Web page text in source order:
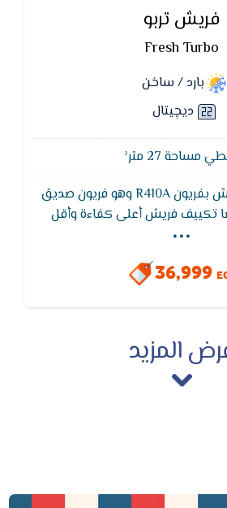
فريش تربو
Fresh Turbo
بارد / ساخن
ديچيتال
مساحة 27 متر²
يتميز تكييفات فريش بفريون R410A وهو فريون صديق
تكييف فريش أعلى كفاءة وأقل
قوة التبريد التى تعمل للوصول
فى اقل وقت ممكن لتوفير
الكهرباء
...
36,999
المزيد